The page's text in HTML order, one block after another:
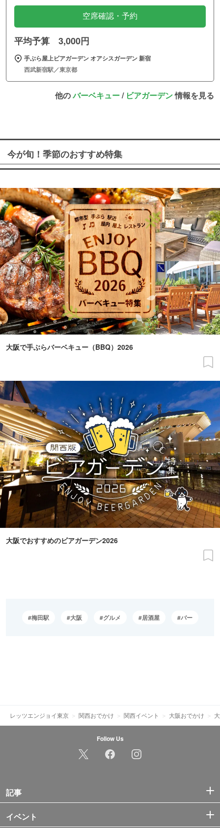
空席確認・予約
平均予算 3,000円
手ぶら屋上ビアガーデン オアシスガーデン 新宿
西武新宿駅／東京都
他のバーベキュー/ ビアガーデン情報を見る
今が旬！季節のおすすめ特集
大阪で手ぶらバーベキュー（BBQ）2026
大阪でおすすめのビアガーデン2026
梅田駅 大阪 グルメ 居酒屋 バー
レッツエンジョイ東京 関西おでかけ 関西イベント 大阪おでかけ
Follow Us
記事
イベント